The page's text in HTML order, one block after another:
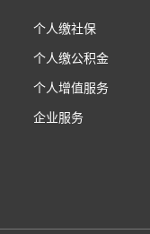
个人缴社保
个人缴公积金
个人增值服务
企业服务